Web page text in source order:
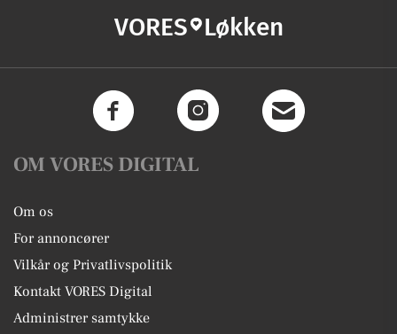
VORES Løkken
OM VORES DIGITAL
Om os
For annoncører
Vilkår og Privatlivspolitik
Kontakt VORES Digital
Administrer samtykke